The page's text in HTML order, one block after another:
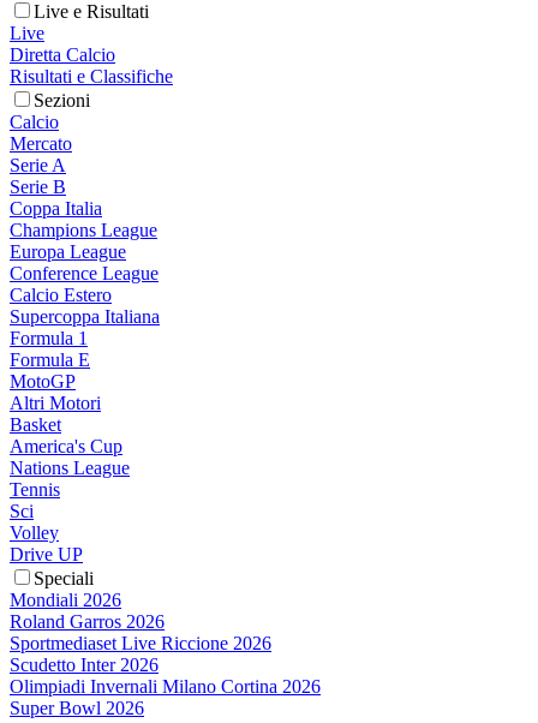
Live e Risultati
Live
Diretta Calcio
Risultati e Classifiche
Sezioni
Calcio
Mercato
Serie A
Serie B
Coppa Italia
Champions League
Europa League
Conference League
Calcio Estero
Supercoppa Italiana
Formula 1
Formula E
MotoGP
Altri Motori
Basket
America's Cup
Nations League
Tennis
Sci
Volley
Drive UP
Speciali
Mondiali 2026
Roland Garros 2026
Sportmediaset Live Riccione 2026
Scudetto Inter 2026
Olimpiadi Invernali Milano Cortina 2026
Super Bowl 2026